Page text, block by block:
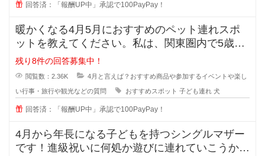
回答済：「報酬UP中」承認で100PayPay！
暖かくなる4月5月におすすめのペット連れスポ
ットを教えてください。私は、関東圏内で5歳の
子ども1人と小型犬を2匹とで暮ら
残り8件の回答募集中！
閲覧数：2.36K 4月と言えば？おすすめ商品や参加するイベントや楽し
い行事・旅行や観光などの質問 おすすめスポット 子ども連れ 犬
回答済：「報酬UP中」承認で100PayPay！
4月から年長になる子どもを持つシングルマザー
です！進級祝いに何処か遊びに連れていこうか、